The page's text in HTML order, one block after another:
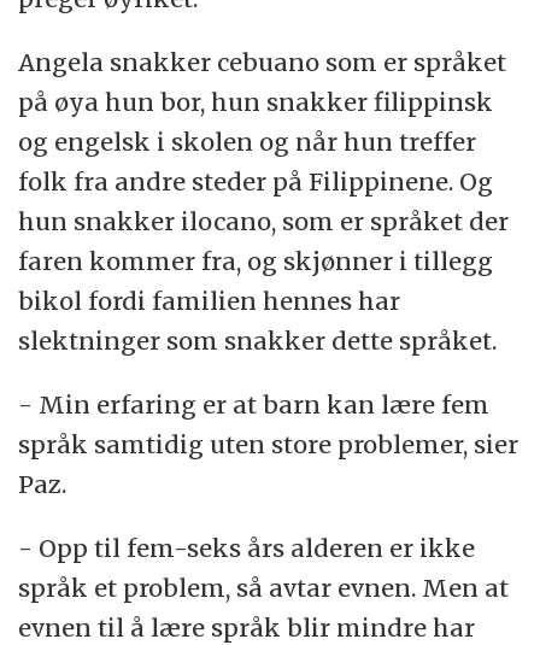
Angela snakker cebuano som er språket
på øya hun bor, hun snakker filippinsk
og engelsk i skolen og når hun treffer
folk fra andre steder på Filippinene. Og
hun snakker ilocano, som er språket der
faren kommer fra, og skjønner i tillegg
bikol fordi familien hennes har
slektninger som snakker dette språket.
- Min erfaring er at barn kan lære fem
språk samtidig uten store problemer, sier
Paz.
- Opp til fem-seks års alderen er ikke
språk et problem, så avtar evnen. Men at
evnen til å lære språk blir mindre har